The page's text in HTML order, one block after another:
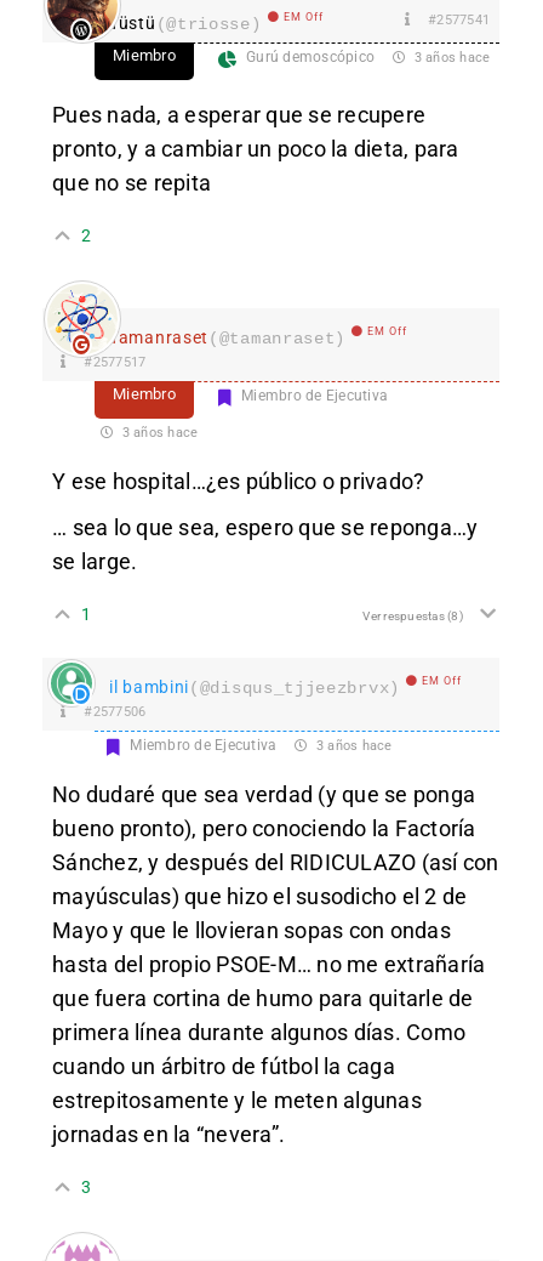
Tüstü (@triosse) EM Off #2577541
Miembro Gurú demoscópico 3 años hace
Pues nada, a esperar que se recupere
pronto, y a cambiar un poco la dieta, para
que no se repita
2
Tamanraset (@tamanraset) EM Off
#2577517
Miembro Miembro de Ejecutiva
3 años hace
Y ese hospital…¿es público o privado?
… sea lo que sea, espero que se reponga…y
se large.
1 Ver respuestas(8)
il bambini(@disqus_tjjeezbrvx) EM Off
#2577506
Miembro de Ejecutiva 3 años hace
No dudaré que sea verdad (y que se ponga
bueno pronto), pero conociendo la Factoría
Sánchez, y después del RIDICULAZO (así con
mayúsculas) que hizo el susodicho el 2 de
Mayo y que le llovieran sopas con ondas
hasta del propio PSOE-M… no me extrañaría
que fuera cortina de humo para quitarle de
primera línea durante algunos días. Como
cuando un árbitro de fútbol la caga
estrepitosamente y le meten algunas
jornadas en la “nevera”.
3